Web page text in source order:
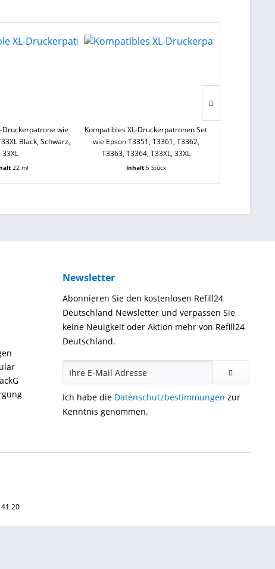
Druckerpatrone wie
Black, Schwarz,
33XL
22 ml
Kompatibles XL-Druckerpatronen Set
wie Epson T3351, T3361, T3362,
T3363, T3364, T33XL, 33XL
Inhalt 5 Stück
Newsletter
Abonnieren Sie den kostenlosen Refill24
Deutschland Newsletter und verpassen Sie
keine Neuigkeit oder Aktion mehr von Refill24
Deutschland.
Ich habe die Datenschutzbestimmungen zur
Kenntnis genommen.
20